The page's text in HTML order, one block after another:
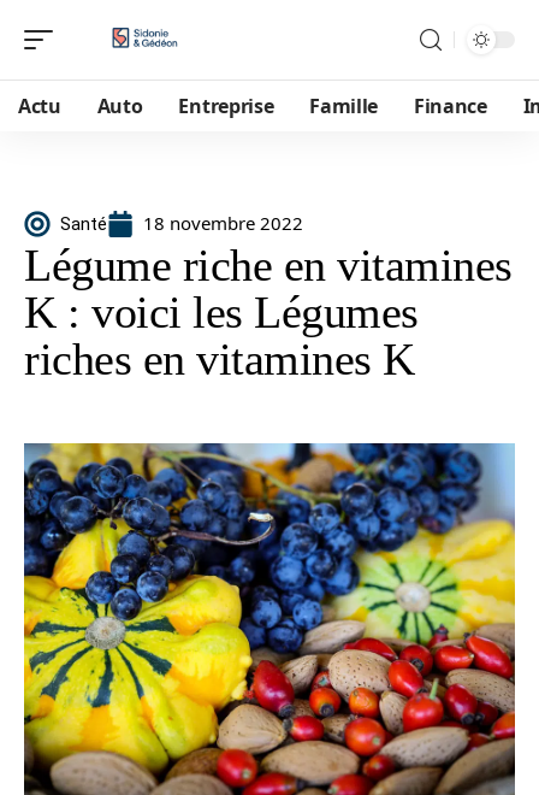
Actu Auto Entreprise Famille Finance
Santé 18 novembre 2022
Légume riche en vitamines
K : voici les Légumes
riches en vitamines K